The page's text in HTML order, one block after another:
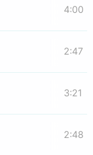
4:00
2:47
3:21
2:48